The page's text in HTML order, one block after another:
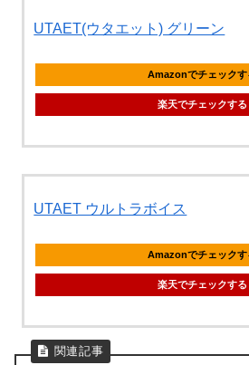
UTAET(ウタエット) グリーン
Amazonでチェックす
楽天でチェックする
UTAET ウルトラボイス
Amazonでチェックす
楽天でチェックする